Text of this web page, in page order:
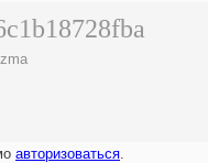
авторизоваться.